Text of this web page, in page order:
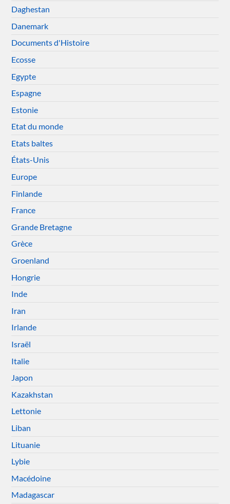
Daghestan
Danemark
Documents d'Histoire
Ecosse
Egypte
Espagne
Estonie
Etat du monde
Etats baltes
États-Unis
Europe
Finlande
France
Grande Bretagne
Grèce
Groenland
Hongrie
Inde
Iran
Irlande
Israël
Italie
Japon
Kazakhstan
Lettonie
Liban
Lituanie
Lybie
Macédoine
Madagascar